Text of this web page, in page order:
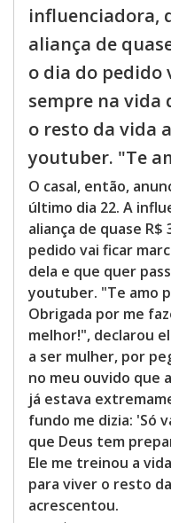
influenciadora,
aliança de
o dia do pedido
sempre na vida
o resto da vida
youtuber. "Te
O casal, então,
último dia 22. A
aliança de quase R$
pedido vai ficar
dela e que quer
youtuber. "Te amo
Obrigada por me
melhor!", declarou
a ser mulher, por
no meu ouvido que
já estava
fundo me dizia: 'Só
que Deus tem
Ele me treinou a
para viver o resto
acrescentou.